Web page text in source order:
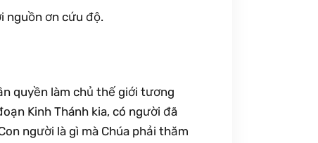
nguồn ơn cứu độ.
quyền làm chủ thế giới tương
Kinh Thánh kia, có người đã
người là gì mà Chúa phải thăm